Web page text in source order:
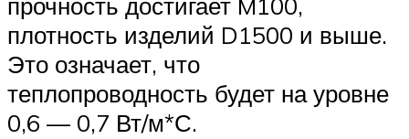
плотность изделий D1500 и выше.
Это означает, что
теплопроводность будет на уровне
0,6 — 0,7 Вт/м*С.